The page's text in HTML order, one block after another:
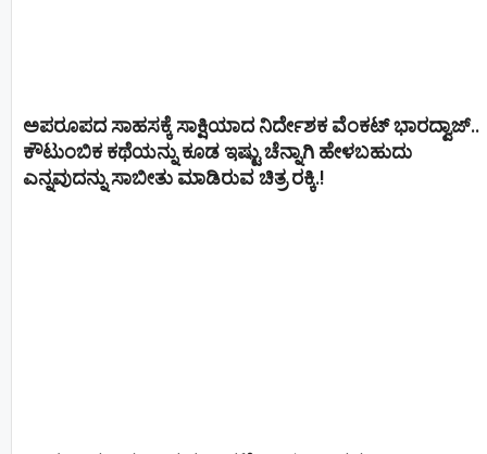
ಅಪರೂಪದ ಸಾಹಸಕ್ಕೆ ಸಾಕ್ಷಿಯಾದ ನಿರ್ದೇಶಕ ವೆಂಕಟ್ ಭಾರದ್ವಾಜ್..
ಕೌಟುಂಬಿಕ ಕಥೆಯನ್ನು ಕೂಡ ಇಷ್ಟು ಚೆನ್ನಾಗಿ ಹೇಳಬಹುದು
ಎನ್ನವುದನ್ನು ಸಾಬೀತು ಮಾಡಿರುವ ಚಿತ್ರ ರಕ್ಕಿ.!